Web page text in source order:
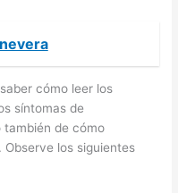
cómo leer los
síntomas de
también de cómo
los siguientes